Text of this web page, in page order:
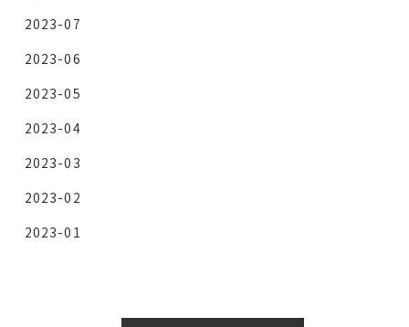
2023-07
2023-06
2023-05
2023-04
2023-03
2023-02
2023-01